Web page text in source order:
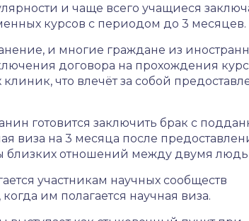
и чаще всего учащиеся
курсов с периодом до 3 месяцев.
и многие граждане из
договора на прохождения
что влечёт за собой
готовится заключить брак с
виза на 3 месяца после
близких отношений между двумя
участникам научных сообществ
им полагается научная виза.